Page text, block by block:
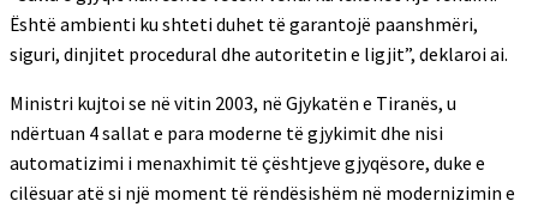
Është ambienti ku shteti duhet të garantojë paanshmëri,
siguri, dinjitet procedural dhe autoritetin e ligjit”, deklaroi ai.
Ministri kujtoi se në vitin 2003, në Gjykatën e Tiranës, u
ndërtuan 4 sallat e para moderne të gjykimit dhe nisi
automatizimi i menaxhimit të çështjeve gjyqësore, duke e
cilësuar atë si një moment të rëndësishëm në modernizimin e